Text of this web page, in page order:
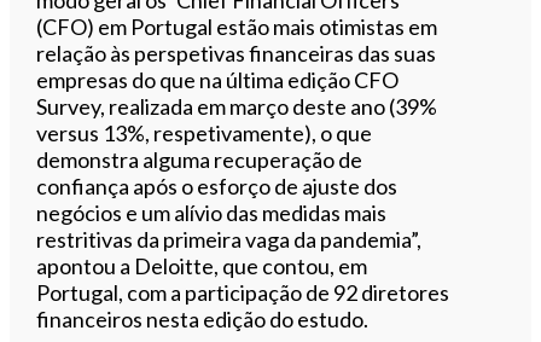
(CFO) em Portugal estão mais otimistas em
relação às perspetivas financeiras das suas
empresas do que na última edição CFO
Survey, realizada em março deste ano (39%
versus 13%, respetivamente), o que
demonstra alguma recuperação de
confiança após o esforço de ajuste dos
negócios e um alívio das medidas mais
restritivas da primeira vaga da pandemia”,
apontou a Deloitte, que contou, em
Portugal, com a participação de 92 diretores
financeiros nesta edição do estudo.